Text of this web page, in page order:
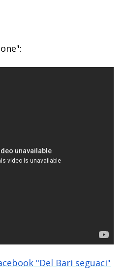
"Del Bari seguaci"